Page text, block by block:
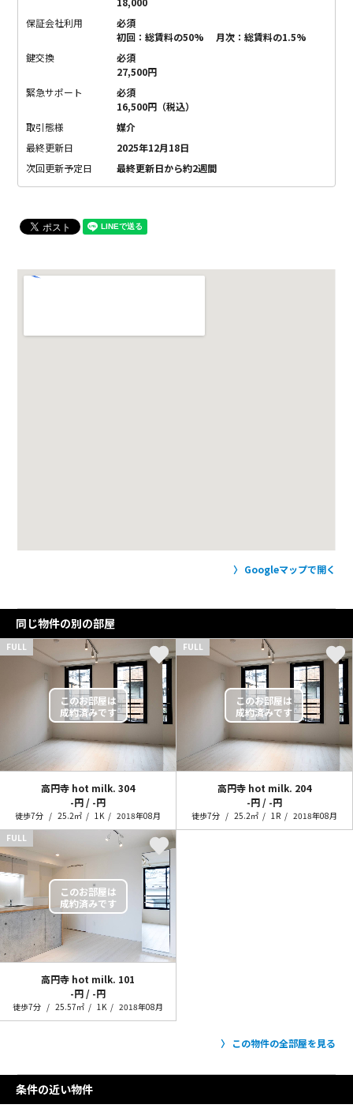
保証会社利用
必須
初回：総賃料の50% 月次：総賃料の1.5%
鍵交換
必須
27,500円
緊急サポート
必須
16,500円（税込）
取引態様
媒介
最終更新日
2025年12月18日
次回更新予定日
最終更新日から約2週間
Googleマップで開く
同じ物件の別の部屋
FULL
高円寺 hot milk. 304
-円 / -円
徒歩7分 25.2㎡ 1K 2018年08月
FULL
高円寺 hot milk. 204
-円 / -円
徒歩7分 25.2㎡ 1R
2018年08月
FULL
高円寺 hot milk. 101
-円 / -円
徒歩7分 25.57㎡ 1K 2018年08月
この物件の全部屋を見る
条件の近い物件